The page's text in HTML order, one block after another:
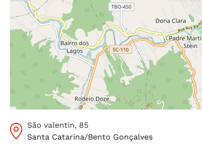
São valentin, 85
Santa Catarina/Bento Gonçalves